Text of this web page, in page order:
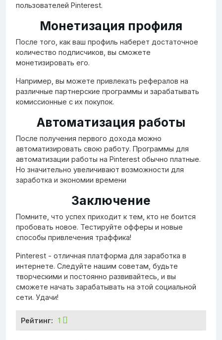
пользователей Pinterest.
Монетизация профиля
После того, как ваш профиль наберет достаточное
количество подписчиков, вы сможете
монетизировать его.
Например, вы можете привлекать рефералов на
различные партнерские программы и зарабатывать
комиссионные с их покупок.
Автоматизация работы
После получения первого дохода можно
автоматизировать свою работу. Программы для
автоматизации работы на Pinterest обычно платные.
Но значительно увеличивают возможности для
заработка и экономии времени
Заключение
Помните, что успех приходит к тем, кто не боится
пробовать новое. Тестируйте офферы и новые
способы привлечения траффика!
Pinterest - отличная платформа для заработка в
интернете. Следуйте нашим советам, будьте
творческими и постоянно развивайтесь, и вы
сможете начать зарабатывать на этой социальной
сети. Удачи!
Рейтинг: 1